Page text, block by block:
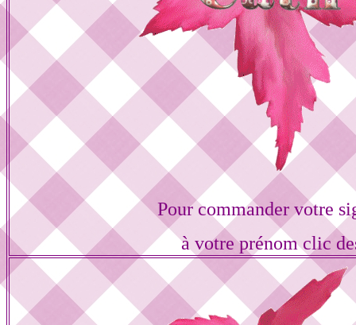
Pour commander votre
à votre prénom clic